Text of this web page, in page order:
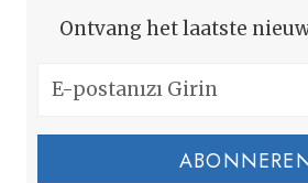
Ontvang het laatste